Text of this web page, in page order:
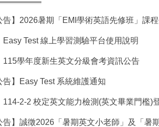
告】2026暑期「EMI學術英語先修班」課
Easy Test 線上學習測驗平台使用說明
115學年度新生英文分級會考資訊公告
告】Easy Test 系統維護通知
114-2-2 校定英文能力檢測(英文畢業門檻
告】誠徵2026「暑期英文小老師」及「暑